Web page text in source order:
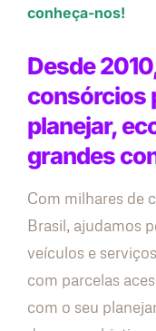
conheça-nos!
Desde
consórcios
planejar,
grandes
Com milhares de
Brasil, ajudamos
veículos e
com parcelas
com o seu